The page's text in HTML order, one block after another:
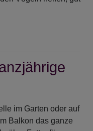
im Garten oder auf
Balkon das ganze